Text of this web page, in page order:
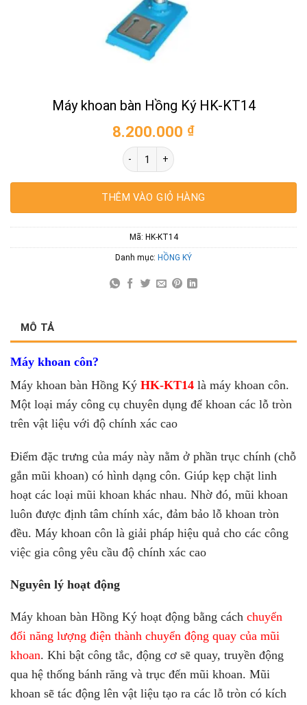
Máy khoan bàn Hồng Ký HK-KT14
8.200.000 ₫
Máy khoan bàn Hồng Ký HK-KT14 số
THÊM VÀO GIỎ HÀNG
Mã: HK-KT14
Danh mục: HỒNG KÝ
MÔ TẢ
Máy khoan côn?
Máy khoan bàn Hồng Ký HK-KT14 là máy khoan côn.
Một loại máy công cụ chuyên dụng để khoan các lỗ tròn
trên vật liệu với độ chính xác cao
Điểm đặc trưng của máy này nằm ở phần trục chính (chỗ
gắn mũi khoan) có hình dạng côn. Giúp kẹp chặt linh
hoạt các loại mũi khoan khác nhau. Nhờ đó, mũi khoan
luôn được định tâm chính xác, đảm bảo lỗ khoan tròn
đều. Máy khoan côn là giải pháp hiệu quả cho các công
việc gia công yêu cầu độ chính xác cao
Nguyên lý hoạt động
Máy khoan bàn Hồng Ký hoạt động bằng cách chuyển
đổi năng lượng điện thành chuyển động quay của mũi
khoan. Khi bật công tắc, động cơ sẽ quay, truyền động
qua hệ thống bánh răng và trục đến mũi khoan. Mũi
khoan sẽ tác động lên vật liệu tạo ra các lỗ tròn có kích